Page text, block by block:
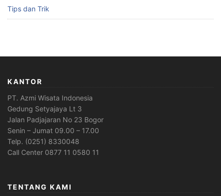
Tips dan Trik
KANTOR
PT. Azmi Wisata Indonesia
Gedung Setyajaya Lt 3
Jalan Padjajaran No 23 Bogor
Senin – Jumat 09.00 – 17.00
Telp. (0251) 8330048
Call Center 0877 11 0580 11
TENTANG KAMI